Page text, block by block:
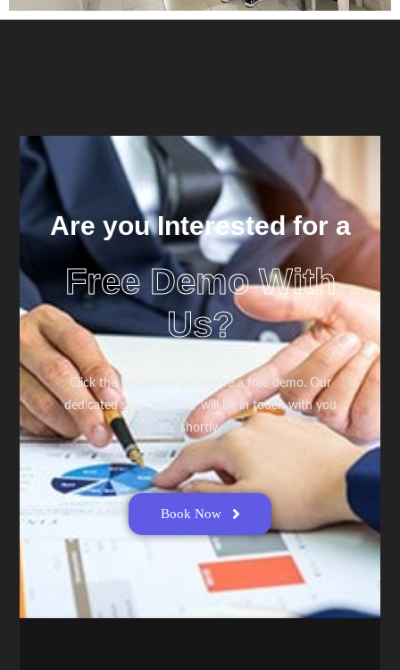
Are you Interested for a
Free Demo With
Us?
Click the link below to reserve a free demo. Our
dedicated sales engineer will be in touch with you
shortly.
Book Now